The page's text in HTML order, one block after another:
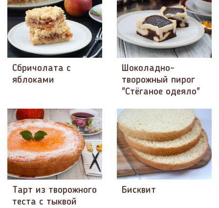
Сбричолата с
яблоками
Шоколадно-
творожный пирог
"Стёганое одеяло"
Тарт из творожного
теста с тыквой
Бисквит